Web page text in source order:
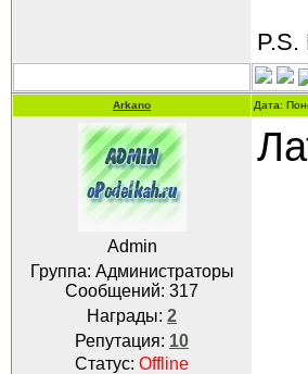
Arkano Дата:
Admin
Группа: Администраторы
Сообщений: 317
Награды: 2
Репутация: 10
Статус: Offline